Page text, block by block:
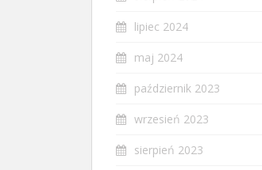
lipiec 2024
maj 2024
październik 2023
wrzesień 2023
sierpień 2023